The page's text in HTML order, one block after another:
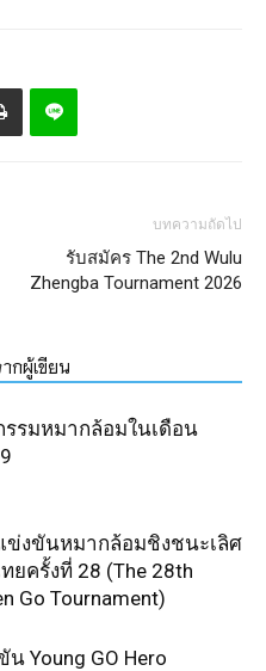
บทความถัดไป
รับสมัคร The 2nd Wulu
Zhengba Tournament 2026
กผู้เขียน
รมหมากล้อมในเดือน
ข่งขันหมากล้อมชิงชนะเลิศ
ยครั้งที่ 28 (The 28th
Go Tournament)
Young GO Hero